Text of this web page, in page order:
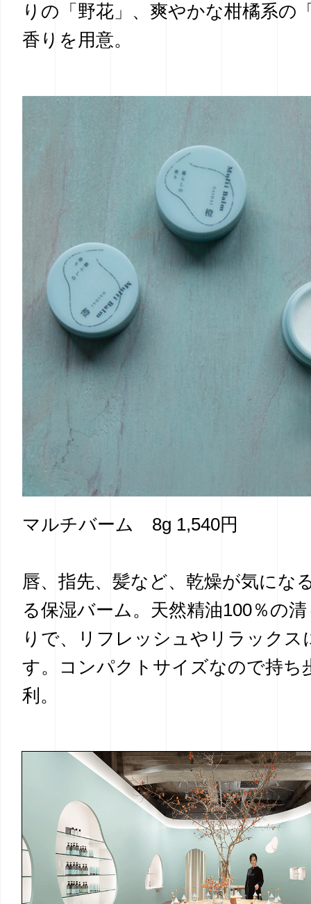
りの「野花」、爽やかな柑橘系の
香りを用意。
マルチバーム 8g 1,540円
唇、指先、髪など、乾燥が気にな
る保湿バーム。天然精油100％の
りで、リフレッシュやリラックス
す。コンパクトサイズなので持ち
利。